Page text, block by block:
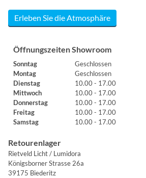
Erleben Sie die Atmosphäre
Öffnungszeiten Showroom
Sonntag
Geschlossen
Montag
Geschlossen
Dienstag
10.00 - 17.00
Mittwoch
10.00 - 17.00
Donnerstag
10.00 - 17.00
Freitag
10.00 - 17.00
Samstag
10.00 - 17.00
Retourenlager
Rietveld Licht / Lumidora
Königsborner Strasse 26a
39175 Biederitz